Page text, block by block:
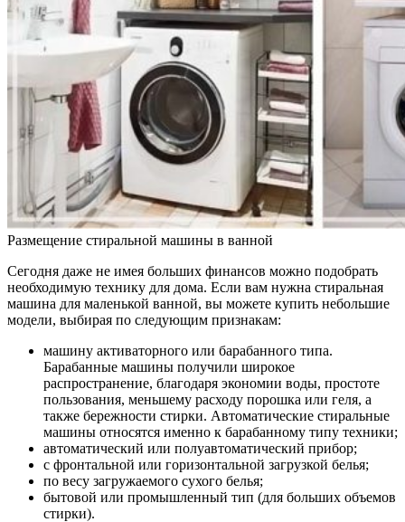
Размещение стиральной машины в ванной
Сегодня даже не имея больших финансов можно подобрать
необходимую технику для дома. Если вам нужна стиральная
машина для маленькой ванной, вы можете купить небольшие
модели, выбирая по следующим признакам:
машину активаторного или барабанного типа.
Барабанные машины получили широкое
распространение, благодаря экономии воды, простоте
пользования, меньшему расходу порошка или геля, а
также бережности стирки. Автоматические стиральные
машины относятся именно к барабанному типу техники;
автоматический или полуавтоматический прибор;
с фронтальной или горизонтальной загрузкой белья;
по весу загружаемого сухого белья;
бытовой или промышленный тип (для больших объемов
стирки).